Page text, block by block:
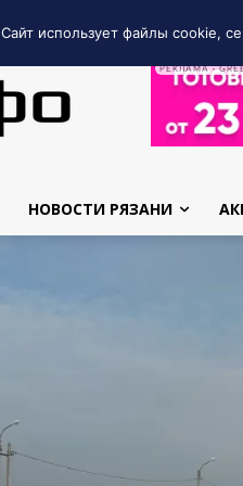
РЕКЛАМА •
НОВОСТИ РЯЗАНИ
Сайт использует файлы cookie,